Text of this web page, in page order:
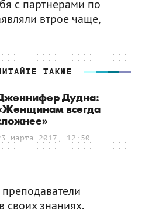
с партнерами по
втрое чаще,
ТАКЖЕ
Дудна:
всегда
марта 2017, 12:50
своих знаниях.